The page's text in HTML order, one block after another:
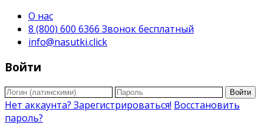
О нас
8 (800) 600 6366 Звонок бесплатный
info@nasutki.click
Войти
Войти
Нет аккаунта? Зарегистрироваться! Восстановить
пароль?